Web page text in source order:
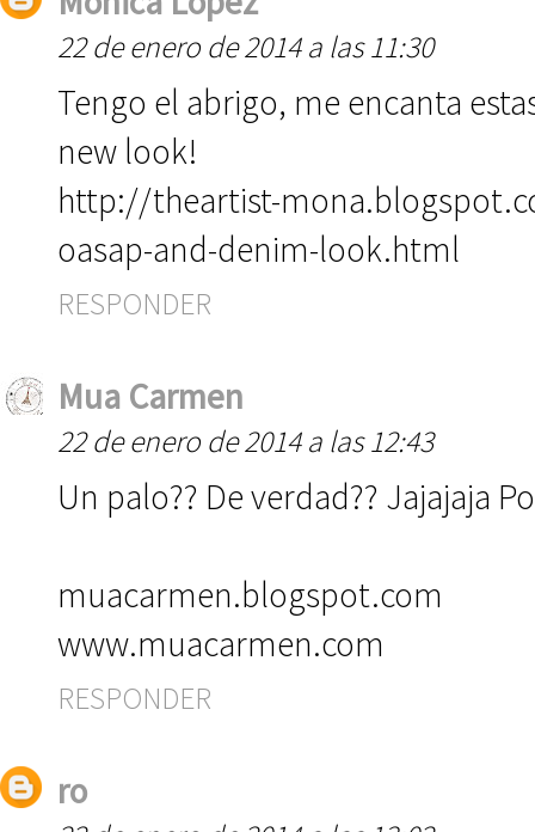
22 de enero de 2014 a las 11:30
Tengo el abrigo, me encanta
new look!
http://theartist-
oasap-and-denim-look.html
RESPONDER
Mua Carmen
22 de enero de 2014 a las 12:43
Un palo?? De verdad?? Jajajaja
muacarmen.blogspot.com
www.muacarmen.com
RESPONDER
ro